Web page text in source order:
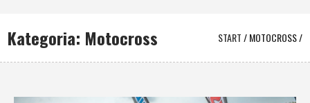
Kategoria: Motocross START/MOTOCROSS/